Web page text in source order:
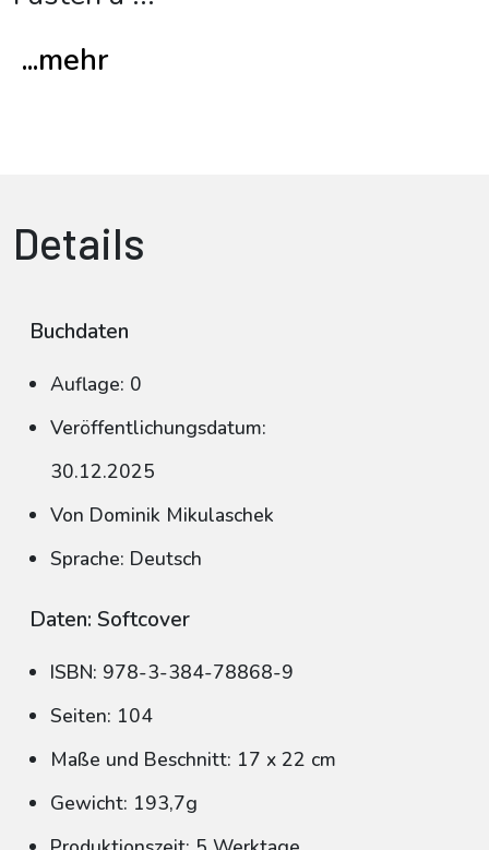
...mehr
Details
Buchdaten
Auflage: 0
Veröffentlichungsdatum:
30.12.2025
Von Dominik Mikulaschek
Sprache: Deutsch
Daten: Softcover
ISBN: 978-3-384-78868-9
Seiten: 104
Maße und Beschnitt: 17 x 22 cm
Gewicht: 193,7g